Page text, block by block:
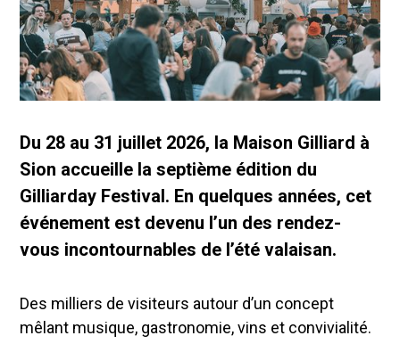
Du 28 au 31 juillet 2026, la Maison Gilliard à
Sion accueille la septième édition du
Gilliarday Festival. En quelques années, cet
événement est devenu l’un des rendez-
vous incontournables de l’été valaisan.
Des milliers de visiteurs autour d’un concept
mêlant musique, gastronomie, vins et convivialité.